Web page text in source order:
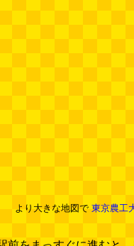
より大きな地図で 東京農工